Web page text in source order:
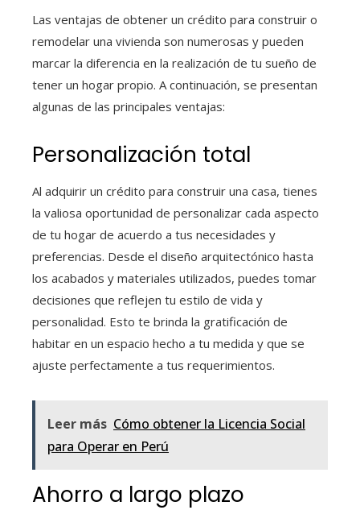
Las ventajas de obtener un crédito para construir o
remodelar una vivienda son numerosas y pueden
marcar la diferencia en la realización de tu sueño de
tener un hogar propio. A continuación, se presentan
algunas de las principales ventajas:
Personalización total
Al adquirir un crédito para construir una casa, tienes
la valiosa oportunidad de personalizar cada aspecto
de tu hogar de acuerdo a tus necesidades y
preferencias. Desde el diseño arquitectónico hasta
los acabados y materiales utilizados, puedes tomar
decisiones que reflejen tu estilo de vida y
personalidad. Esto te brinda la gratificación de
habitar en un espacio hecho a tu medida y que se
ajuste perfectamente a tus requerimientos.
Leer más Cómo obtener la Licencia Social
para Operar en Perú
Ahorro a largo plazo